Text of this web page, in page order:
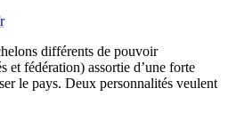
différents de pouvoir
et fédération) assortie d’une forte
le pays. Deux personnalités veulent